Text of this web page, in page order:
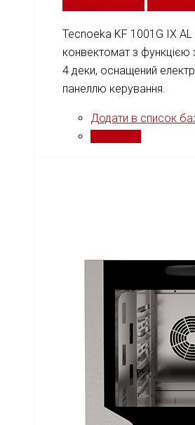
Tecnoeka KF 1001G IX AL
конвектомат з
4 деки, оснащений
панеллю керування.
Додати в список